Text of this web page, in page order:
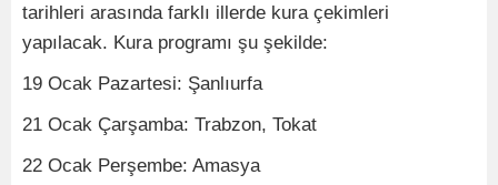
tarihleri arasında farklı illerde kura çekimleri
yapılacak. Kura programı şu şekilde:
19 Ocak Pazartesi: Şanlıurfa
21 Ocak Çarşamba: Trabzon, Tokat
22 Ocak Perşembe: Amasya